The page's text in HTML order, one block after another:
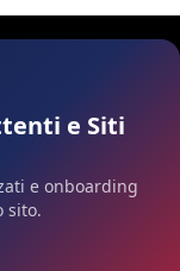
e Siti
e onboarding
sito.